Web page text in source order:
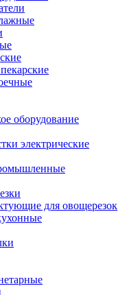
оборудование
электрические
для овощерезок